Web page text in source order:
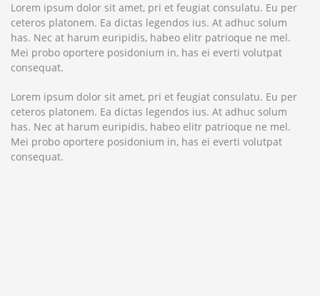
Lorem ipsum dolor sit amet, pri et feugiat consulatu. Eu per
ceteros platonem. Ea dictas legendos ius. At adhuc solum
has. Nec at harum euripidis, habeo elitr patrioque ne mel.
Mei probo oportere posidonium in, has ei everti volutpat
consequat.
Lorem ipsum dolor sit amet, pri et feugiat consulatu. Eu per
ceteros platonem. Ea dictas legendos ius. At adhuc solum
has. Nec at harum euripidis, habeo elitr patrioque ne mel.
Mei probo oportere posidonium in, has ei everti volutpat
consequat.